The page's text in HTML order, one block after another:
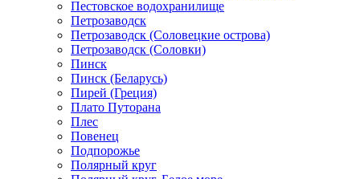
Пестовское водохранилище
Петрозаводск
Петрозаводск (Соловецкие острова)
Петрозаводск (Соловки)
Пинск
Пинск (Беларусь)
Пирей (Греция)
Плато Путорана
Плес
Повенец
Подпорожье
Полярный круг